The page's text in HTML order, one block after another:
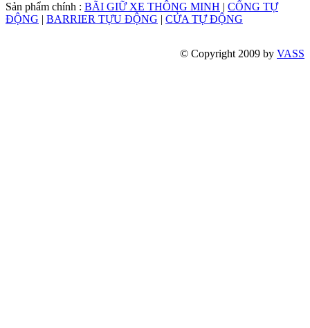
Sản phẩm chính : BÃI GIỮ XE THÔNG MINH | CỔNG TỰ
ĐỘNG | BARRIER TỰU ĐỘNG | CỬA TỰ ĐỘNG
© Copyright 2009 by VASS